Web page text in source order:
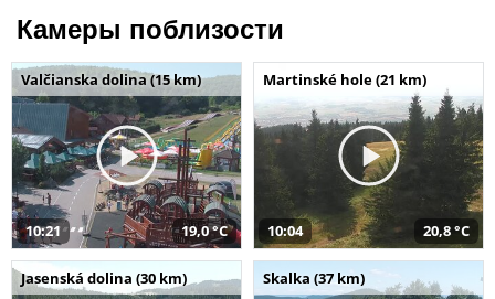
Камеры поблизости
Valčianska dolina (15 km)
10:21 19,0 °C
Martinské hole (21 km)
10:04 20,8 °C
Jasenská dolina (30 km) Skalka (37 km)